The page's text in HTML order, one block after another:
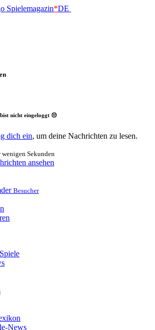
Spielemagazin*DE
nicht eingeloggt 😔
dich ein, um deine Nachrichten zu lesen.
wenigen Sekunden
ansehen
Besucher
News